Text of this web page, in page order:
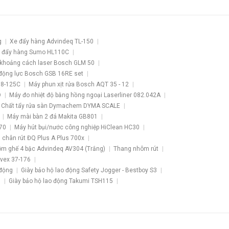
Xe đẩy hàng Advindeq TL-150
đẩy hàng Sumo HL110C
cách laser Bosch GLM 50
lực Bosch GSB 16RE set
125C
Máy phun xịt rửa Bosch AQT 35 - 12
Máy đo nhiệt độ bằng hồng ngoại Laserliner 082.042A
Chất tẩy rửa sàn Dymachem DYMA SCALE
Máy mài bàn 2 đá Makita GB801
Máy hút bụi/nước công nghiệp HiClean HC30
chân rút ĐQ Plus A Plus 700x
ghế 4 bậc Advindeq AV304 (Trắng)
Thang nhôm rút
37-176
Giày bảo hộ lao động Safety Jogger - Bestboy S3
Giày bảo hộ lao động Takumi TSH115